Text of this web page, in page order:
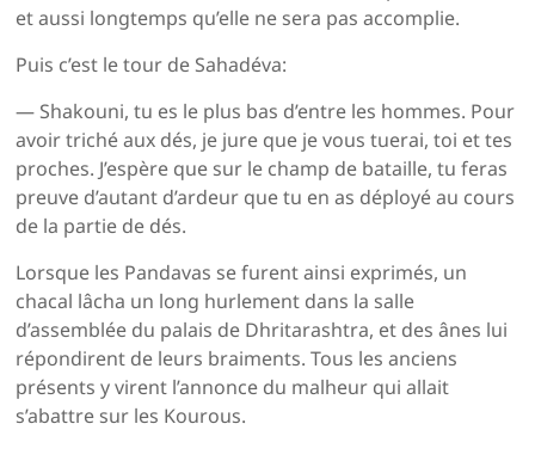
et aussi longtemps qu’elle ne sera pas accomplie.
Puis c’est le tour de Sahadéva:
— Shakouni, tu es le plus bas d’entre les hommes. Pour
avoir triché aux dés, je jure que je vous tuerai, toi et tes
proches. J’espère que sur le champ de bataille, tu feras
preuve d’autant d’ardeur que tu en as déployé au cours
de la partie de dés.
Lorsque les Pandavas se furent ainsi exprimés, un
chacal lâcha un long hurlement dans la salle
d’assemblée du palais de Dhritarashtra, et des ânes lui
répondirent de leurs braiments. Tous les anciens
présents y virent l’annonce du malheur qui allait
s’abattre sur les Kourous.